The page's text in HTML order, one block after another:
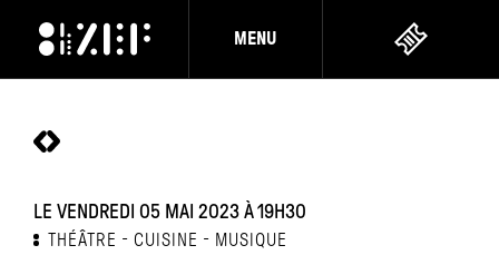
MENU
LE VENDREDI 05 MAI 2023 À 19H30
THÉÂTRE CUISINE MUSIQUE